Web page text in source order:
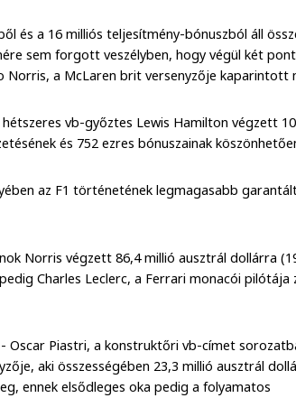
és a 16 milliós teljesítmény-bónuszból áll
sem forgott veszélyben, hogy végül két
Norris, a McLaren brit versenyzője kaparintott
vb-győztes Lewis Hamilton végzett
és 752 ezres bónuszainak
az F1 történetének legmagasabb
Norris végzett 86,4 millió ausztrál dollárra
Charles Leclerc, a Ferrari monacói pilótája
Oscar Piastri, a konstruktőri vb-címet
aki összességében 23,3 millió ausztrál
ennek elsődleges oka pedig a folyamatos